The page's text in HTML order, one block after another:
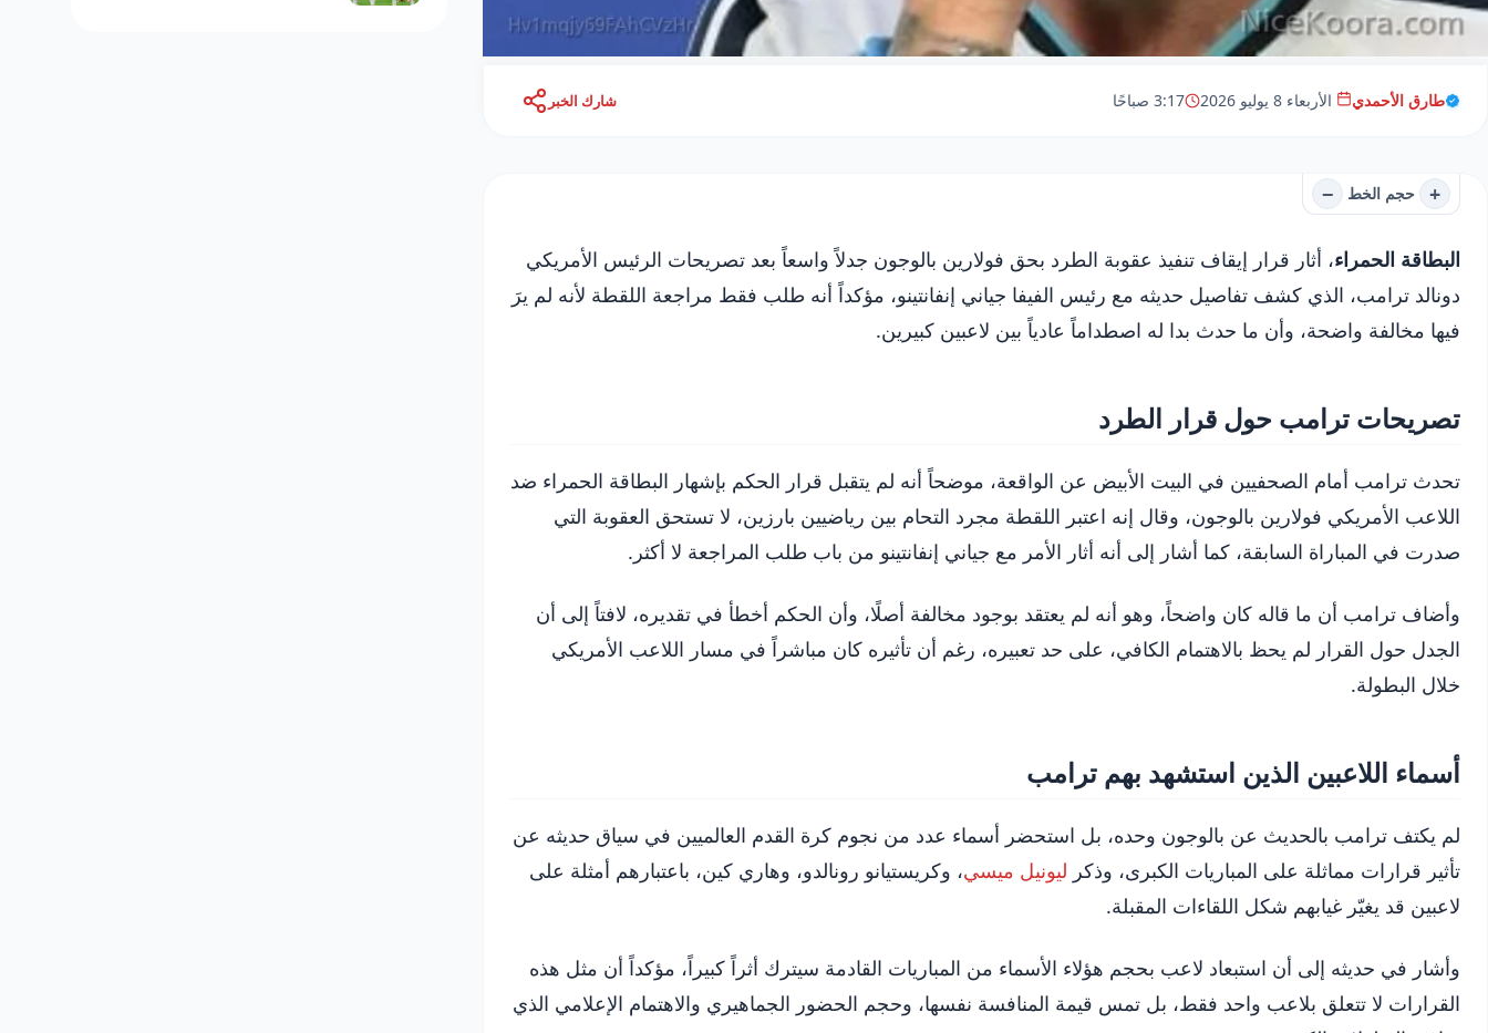
طارق الأحمدي الأربعاء 8 يوليو 2026 3:17 صباحًا شارك الخبر
+ حجم الخط −
البطاقة الحمراء، أثار قرار إيقاف تنفيذ عقوبة الطرد بحق فولارين بالوجون جدلاً واسعاً بعد تصريحات الرئيس الأمريكي
دونالد ترامب، الذي كشف تفاصيل حديثه مع رئيس الفيفا جياني إنفانتينو، مؤكداً أنه طلب فقط مراجعة اللقطة لأنه لم يرَ
فيها مخالفة واضحة، وأن ما حدث بدا له اصطداماً عادياً بين لاعبين كبيرين.
تصريحات ترامب حول قرار الطرد
تحدث ترامب أمام الصحفيين في البيت الأبيض عن الواقعة، موضحاً أنه لم يتقبل قرار الحكم بإشهار البطاقة الحمراء ضد
اللاعب الأمريكي فولارين بالوجون، وقال إنه اعتبر اللقطة مجرد التحام بين رياضيين بارزين، لا تستحق العقوبة التي
صدرت في المباراة السابقة، كما أشار إلى أنه أثار الأمر مع جياني إنفانتينو من باب طلب المراجعة لا أكثر.
وأضاف ترامب أن ما قاله كان واضحاً، وهو أنه لم يعتقد بوجود مخالفة أصلًا، وأن الحكم أخطأ في تقديره، لافتاً إلى أن
الجدل حول القرار لم يحظ بالاهتمام الكافي، على حد تعبيره، رغم أن تأثيره كان مباشراً في مسار اللاعب الأمريكي
خلال البطولة.
أسماء اللاعبين الذين استشهد بهم ترامب
لم يكتف ترامب بالحديث عن بالوجون وحده، بل استحضر أسماء عدد من نجوم كرة القدم العالميين في سياق حديثه عن
تأثير قرارات مماثلة على المباريات الكبرى، وذكر ليونيل ميسي، وكريستيانو رونالدو، وهاري كين، باعتبارهم أمثلة على
لاعبين قد يغيّر غيابهم شكل اللقاءات المقبلة.
وأشار في حديثه إلى أن استبعاد لاعب بحجم هؤلاء الأسماء من المباريات القادمة سيترك أثراً كبيراً، مؤكداً أن مثل هذه
القرارات لا تتعلق بلاعب واحد فقط، بل تمس قيمة المنافسة نفسها، وحجم الحضور الجماهيري والاهتمام الإعلامي الذي